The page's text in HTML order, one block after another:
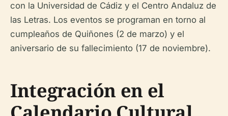
con la Universidad de Cádiz y el Centro Andaluz de
las Letras. Los eventos se programan en torno al
cumpleaños de Quiñones (2 de marzo) y el
aniversario de su fallecimiento (17 de noviembre).
Integración en el